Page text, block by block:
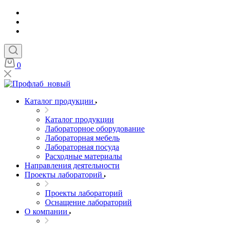
0
Каталог продукции
Каталог продукции
Лабораторное оборудование
Лабораторная мебель
Лабораторная посуда
Расходные материалы
Направления деятельности
Проекты лабораторий
Проекты лабораторий
Оснащение лабораторий
О компании